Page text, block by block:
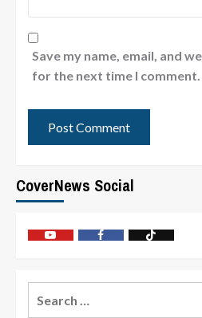
Save my name, email, and
for the next time I comment.
CoverNews Social